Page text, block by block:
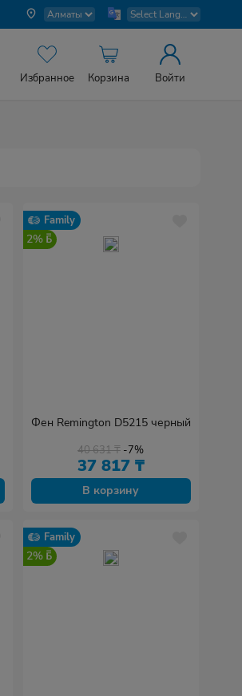
Избранное Корзина Войти
Family
2%
Фен Remington D5215 черный
40 631₸ -7%
37 817 ₸
В корзину
Family
2%